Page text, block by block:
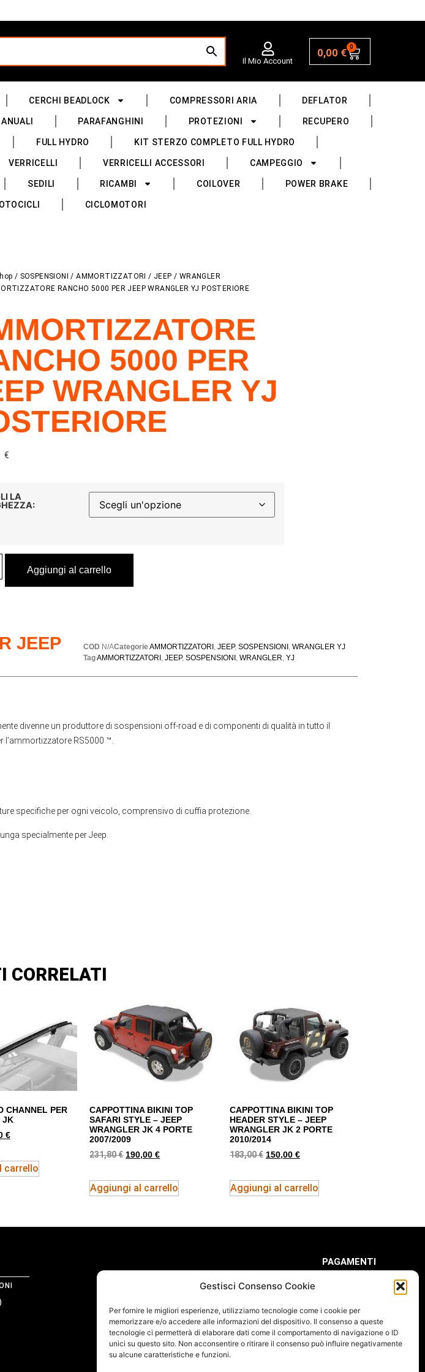
Gestisci Consenso Cookie
Per fornire le migliori esperienze, utilizziamo tecnologie come i cookie per
memorizzare e/o accedere alle informazioni del dispositivo. Il consenso a queste
tecnologie ci permetterà di elaborare dati come il comportamento di navigazione o ID
unici su questo sito. Non acconsentire o ritirare il consenso può influire negativamente
su alcune caratteristiche e funzioni.
Il Mio Account
0,00 € 0
CERCHI BEADLOCK COMPRESSORI ARIA DEFLATOR
PARAFANGHINI PROTEZIONI RECUPERO
FULL HYDRO KIT STERZO COMPLETO FULL HYDRO
VERRICELLI VERRICELLI ACCESSORI CAMPEGGIO
SEDILI RICAMBI COILOVER POWER BRAKE
CICLOMOTORI
/ SOSPENSIONI /AMMORTIZZATORI / JEEP / WRANGLER
RANCHO 5000 PER JEEP WRANGLER YJ POSTERIORE
5000 PER
WRANGLER YJ
€
LA
Aggiungi al carrello
JEEP
COD N/ACategorieAMMORTIZZATORI ,JEEP,SOSPENSIONI ,WRANGLER YJ
TagAMMORTIZZATORI ,JEEP,SOSPENSIONI ,WRANGLER ,YJ
divenne un produttore di sospensioni off-road e di componenti di qualità in tutto il
RS5000 ™.
specifiche per ogni veicolo, comprensivo di cuffia protezione.
specialmente per Jeep.
CORRELATI
CHANNEL PER
JK
€
carrello
CAPPOTTINA BIKINI TOP
SAFARI STYLE – JEEP
WRANGLER JK 4 PORTE
2007/2009
231,80€ 190,00€
Aggiungi al carrello
CAPPOTTINA BIKINI TOP
HEADER STYLE – JEEP
WRANGLER JK 2 PORTE
2010/2014
183,00€ 150,00 €
Aggiungi al carrello
PAGAMENTI
FOLLOW US